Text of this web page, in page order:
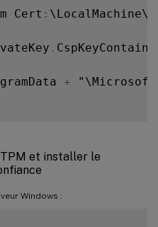
Cert :
.
+
et installer le
Windows :